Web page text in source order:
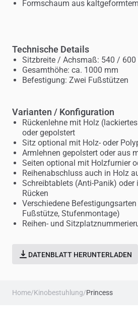
Formschaum aus
Technische Details
Sitzbreite / Achsmaß: 540 / 600
Gesamthöhe: ca. 1000 mm
Befestigung: Zwei Fußstützen
Varianten / Konfiguration
Rückenlehne mit Holz
oder gepolstert
Sitz optional mit Holz- oder
Armlehnen gepolstert oder aus
Seiten optional mit Holzfurnier
Reihenabschluss auch in Holz
Schreibtablets (Anti-Panik) oder
Rücken
Verschiedene
Fußstütze, Stufenmontage)
Reihen- und
DATENBLATT HERUNTERLADEN
Home/Kinobestuhlung/Princess